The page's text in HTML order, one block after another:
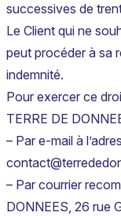
successives de
Le Client qui ne
peut procéder à sa
indemnité.
Pour exercer ce
TERRE DE
– Par e-mail à
– Par courrier
DONNEES, 26 rue